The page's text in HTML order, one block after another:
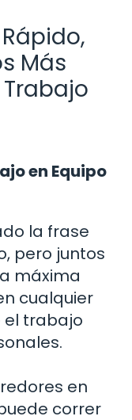
Más
Trabajo
en Equipo
la frase
pero juntos
máxima
cualquier
el trabajo
en
correr